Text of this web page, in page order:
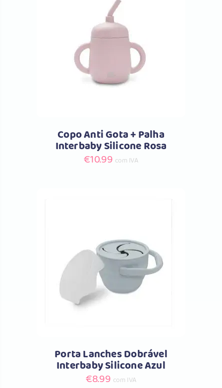
Comprar
Copo Anti Gota + Palha
Interbaby Silicone Rosa
€10.99 com IVA
Comprar
Porta Lanches Dobrável
Interbaby Silicone Azul
€8.99 com IVA